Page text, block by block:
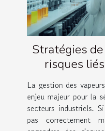
Stratégies
risques
La gestion des
enjeu majeur pour la
secteurs industriels.
pas correctement